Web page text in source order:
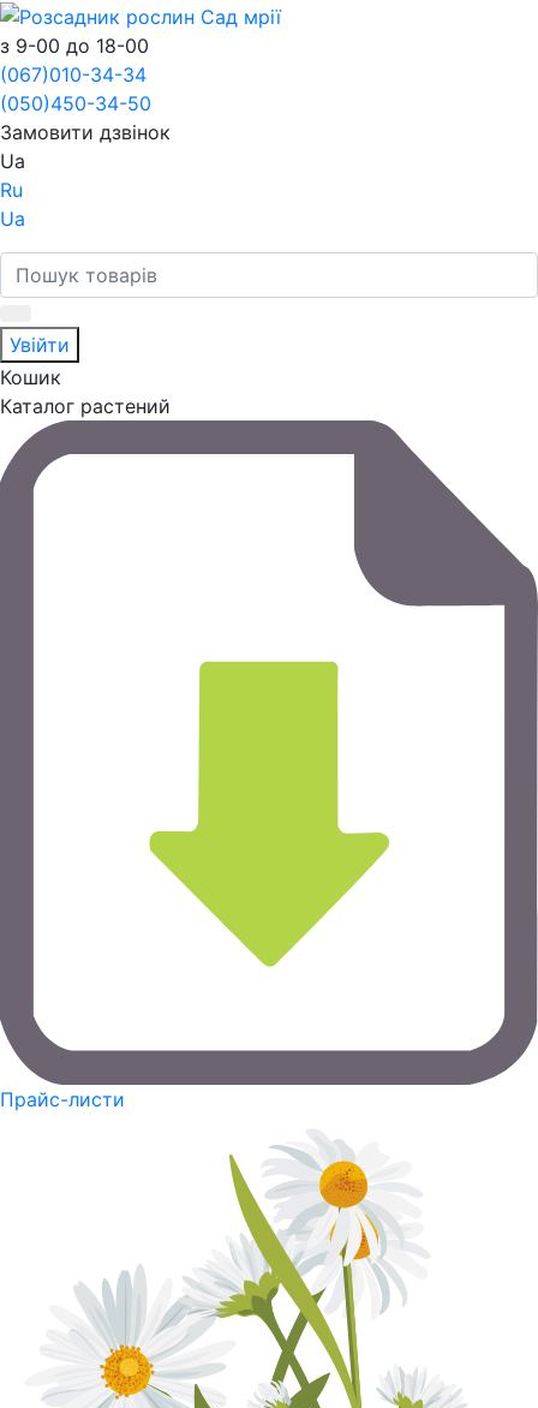
з 9-00 до 18-00
(067)010-34-34
(050)450-34-50
Замовити дзвінок
Ua
Ru
Ua
Увійти
Кошик
Каталог растений
Прайс-листи